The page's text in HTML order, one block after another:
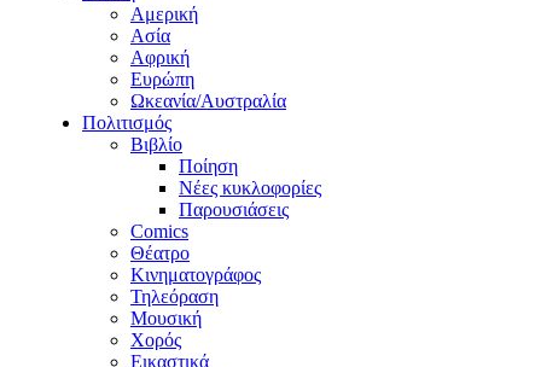
Αμερική
Ασία
Αφρική
Ευρώπη
Ωκεανία/Αυστραλία
Πολιτισμός
Βιβλίο
Ποίηση
Νέες κυκλοφορίες
Παρουσιάσεις
Comics
Θέατρο
Κινηματογράφος
Τηλεόραση
Μουσική
Χορός
Εικαστικά